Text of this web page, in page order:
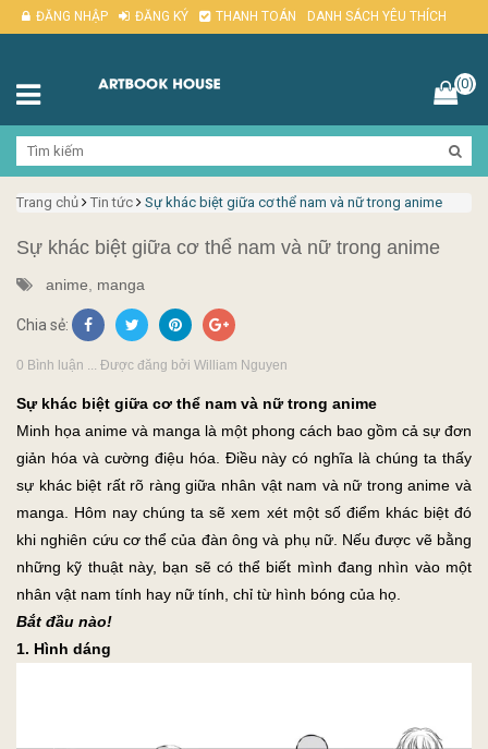
ĐĂNG NHẬP ĐĂNG KÝ THANH TOÁN DANH SÁCH YÊU THÍCH
(0)
Trang chủ Tin tức Sự khác biệt giữa cơ thể nam và nữ trong anime
Sự khác biệt giữa cơ thể nam và nữ trong anime
anime, manga
Chia sẻ:
0 Bình luận ... Được đăng bởi William Nguyen
Sự khác biệt giữa cơ thể nam và nữ trong anime
Minh họa anime và manga là một phong cách bao gồm cả sự đơn
giản hóa và cường điệu hóa. Điều này có nghĩa là chúng ta thấy
sự khác biệt rất rõ ràng giữa nhân vật nam và nữ trong anime và
manga. Hôm nay chúng ta sẽ xem xét một số điểm khác biệt đó
khi nghiên cứu cơ thể của đàn ông và phụ nữ. Nếu được vẽ bằng
những kỹ thuật này, bạn sẽ có thể biết mình đang nhìn vào một
nhân vật nam tính hay nữ tính, chỉ từ hình bóng của họ.
Bắt đầu nào!
1. Hình dáng